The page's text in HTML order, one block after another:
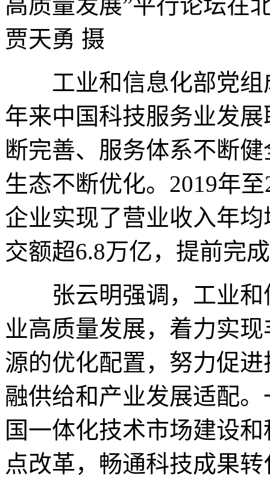
高质量发展”平行论坛在
贾天勇 摄
工业和信息化部党组
年来中国科技服务业发
断完善、服务体系不断
生态不断优化。2019年
企业实现了营业收入年
交额超6.8万亿，提前完
张云明强调，工业和
业高质量发展，着力实
源的优化配置，努力促
融供给和产业发展适配
国一体化技术市场建设
点改革，畅通科技成果